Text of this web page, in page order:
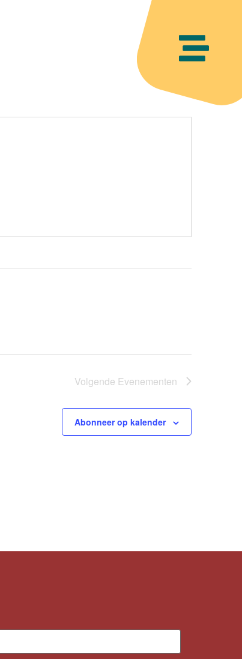
Volgende Evenementen
Abonneer op kalender